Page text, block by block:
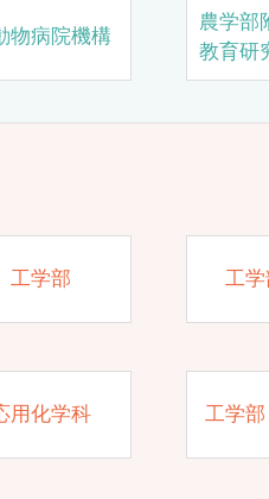
物病院機構
農学部
教育研
学部 工
化学科 工学